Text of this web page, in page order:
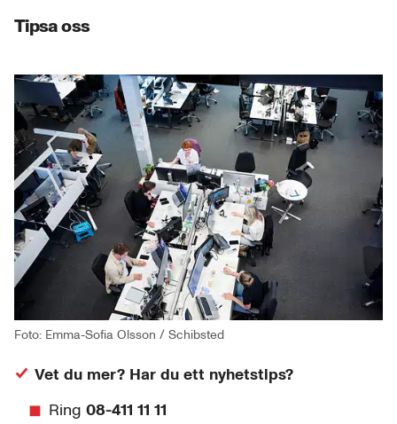
Tipsa oss
Foto: Emma-Sofia Olsson / Schibsted
Vet du mer? Har du ett nyhetstips?
Ring 08-411 11 11